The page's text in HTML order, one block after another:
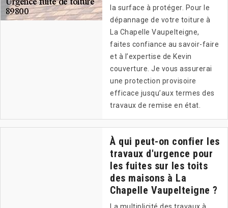
la surface à protéger. Pour le
dépannage de votre toiture à
La Chapelle Vaupelteigne,
faites confiance au savoir-faire
et à l’expertise de Kevin
couverture. Je vous assurerai
une protection provisoire
efficace jusqu’aux termes des
travaux de remise en état.
À qui peut-on confier les
travaux d'urgence pour
les fuites sur les toits
des maisons à La
Chapelle Vaupelteigne ?